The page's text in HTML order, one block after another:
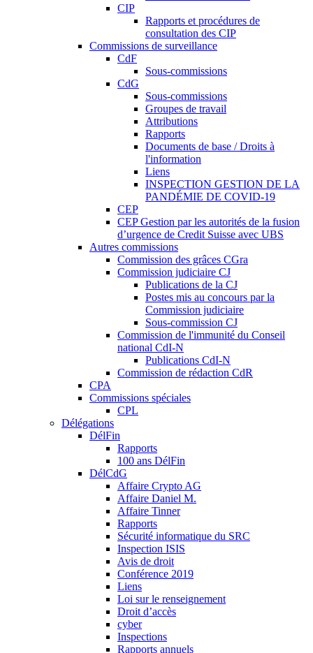
CIP
Rapports et procédures de
consultation des CIP
Commissions de surveillance
CdF
Sous-commissions
CdG
Sous-commissions
Groupes de travail
Attributions
Rapports
Documents de base / Droits à
l'information
Liens
INSPECTION GESTION DE LA
PANDÉMIE DE COVID-19
CEP
CEP Gestion par les autorités de la fusion
d’urgence de Credit Suisse avec UBS
Autres commissions
Commission des grâces CGra
Commission judiciaire CJ
Publications de la CJ
Postes mis au concours par la
Commission judiciaire
Sous-commission CJ
Commission de l'immunité du Conseil
national CdI-N
Publications CdI-N
Commission de rédaction CdR
CPA
Commissions spéciales
CPL
Délégations
DélFin
Rapports
100 ans DélFin
DélCdG
Affaire Crypto AG
Affaire Daniel M.
Affaire Tinner
Rapports
Sécurité informatique du SRC
Inspection ISIS
Avis de droit
Conférence 2019
Liens
Loi sur le renseignement
Droit d’accès
cyber
Inspections
Rapports annuels